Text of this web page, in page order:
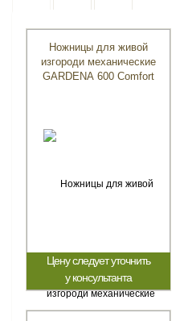
Ножницы для живой
изгороди механические
GARDENA 600 Comfort
Цену следует уточнить
у консультанта